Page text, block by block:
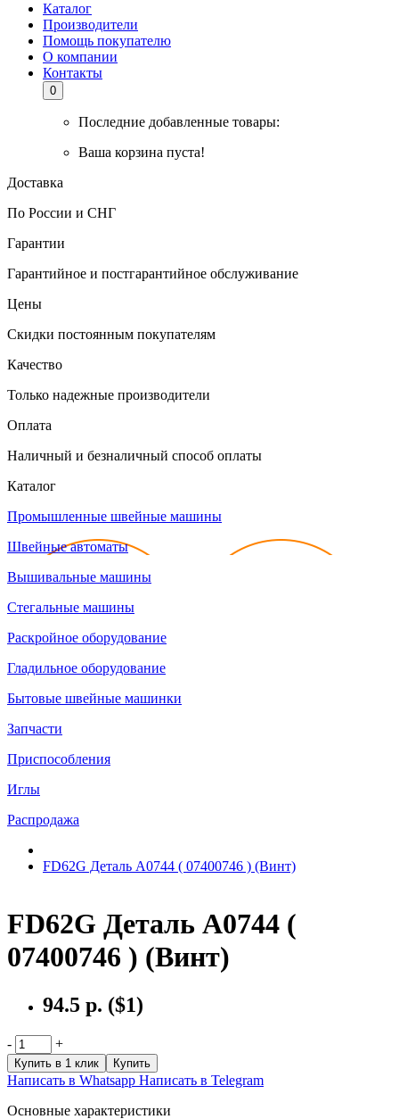
Каталог
Производители
Помощь покупателю
О компании
Контакты
0
Последние добавленные товары:
Ваша корзина пуста!
Доставка
По России и СНГ
Гарантии
Гарантийное и постгарантийное обслуживание
Цены
Скидки постоянным покупателям
Качество
Только надежные производители
Оплата
Наличный и безналичный способ оплаты
Каталог
Промышленные швейные машины
Швейные автоматы
Вышивальные машины
Стегальные машины
Раскройное оборудование
Гладильное оборудование
Бытовые швейные машинки
Запчасти
Приспособления
Иглы
Распродажа
FD62G Деталь А0744 ( 07400746 ) (Винт)
FD62G Деталь А0744 (
07400746 ) (Винт)
94.5 р. ($1)
- +
Купить в 1 клик Купить
Написать в Whatsapp Написать в Telegram
Основные характеристики